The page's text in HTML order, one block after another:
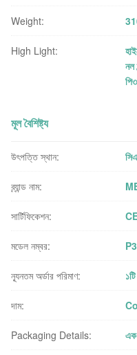
Weight:
High Light:
নল
মূল বৈশিষ্ট্য
উৎপত্তি স্থান:
ব্র্যান্ড নাম:
সার্টিফিকেশন:
মডেল নম্বর:
ন্যূনতম অর্ডার পরিমাণ:
দাম:
Packaging Details: এক